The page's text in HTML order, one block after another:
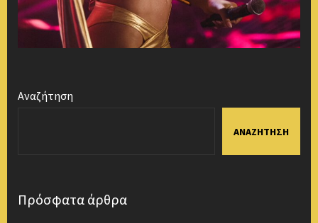
Αναζήτηση
ΑΝΑΖΉΤΗΣΗ
Πρόσφατα άρθρα